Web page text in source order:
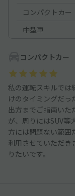
コンパクトカー
中型車
コンパクトカー
私の運転スキルでは
けのタイミングだっ
出方までご指南いた
が、周りにはSUV等
方には問題ない範囲
利用させていただき
りたいです。